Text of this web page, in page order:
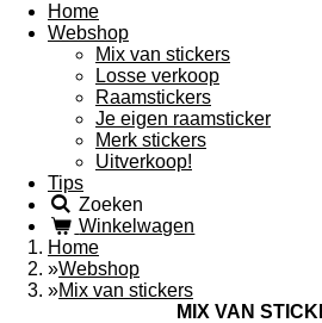
Home
Webshop
Mix van stickers
Losse verkoop
Raamstickers
Je eigen raamsticker
Merk stickers
Uitverkoop!
Tips
Zoeken
Winkelwagen
Home
»Webshop
»Mix van stickers
MIX VAN